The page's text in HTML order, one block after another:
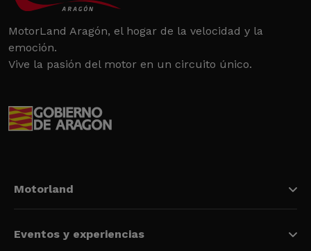
MotorLand Aragón, el hogar de la velocidad y la
emoción.
Vive la pasión del motor en un circuito único.
Motorland
Eventos y experiencias